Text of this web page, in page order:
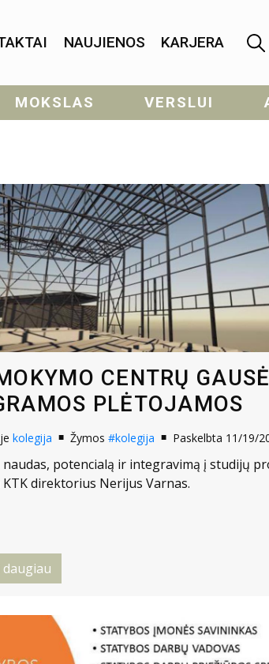
NAUJIENOS KARJERA
MOKSLAS VERSLUI
CENTRŲ
PLĖTOJAMOS
kolegija Žymos #kolegija Paskelbta 11/19/
naudas, potencialą ir integravimą į studijų
direktorius Nerijus Varnas.